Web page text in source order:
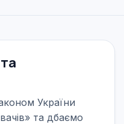
України
та дбаємо